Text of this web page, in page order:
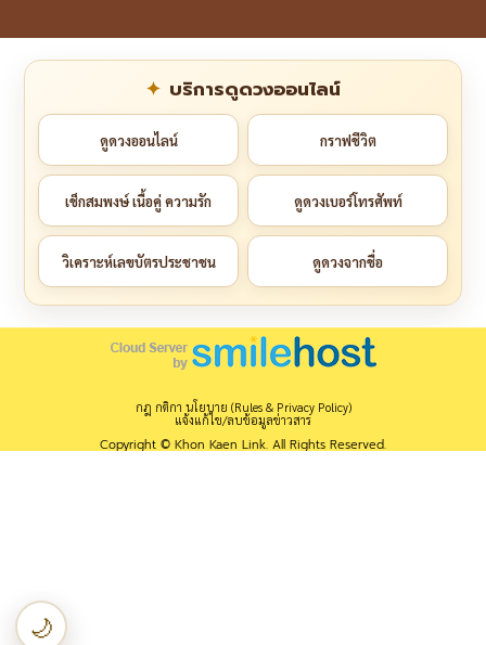
บริการดูดวงออนไลน์
ดูดวงออนไลน์ กราฟชีวิต
เช็กสมพงษ์ เนื้อคู่ ความรัก ดูดวงเบอร์โทรศัพท์
วิเคราะห์เลขบัตรประชาชน ดูดวงจากชื่อ
กฎ กติกา นโยบาย (Rules & Privacy Policy)
แจ้งแก้ไข/ลบข้อมูลข่าวสาร
Copyright © Khon Kaen Link. All Rights Reserved.
🌙เปลี่ยนเป็นโหมดกลางคืน